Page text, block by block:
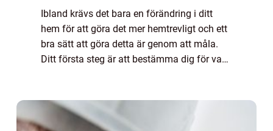
Ibland krävs det bara en förändring i ditt
hem för att göra det mer hemtrevligt och ett
bra sätt att göra detta är genom att måla.
Ditt första steg är att bestämma dig för vad